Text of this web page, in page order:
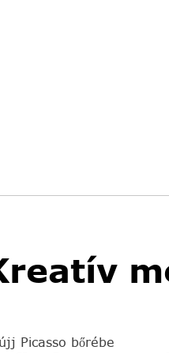
Picasso bőrébe